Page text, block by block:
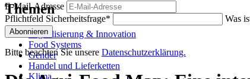
Themen
Digitalisierung & Innovation
Food Systems
Gender
Handel und Lieferketten
Klima
E-Mail-Adresse
Pflichtfeld Sicherheitsfrage* Was
Abonnieren
Bitte beachten Sie unsere Datenschutzerklärung.